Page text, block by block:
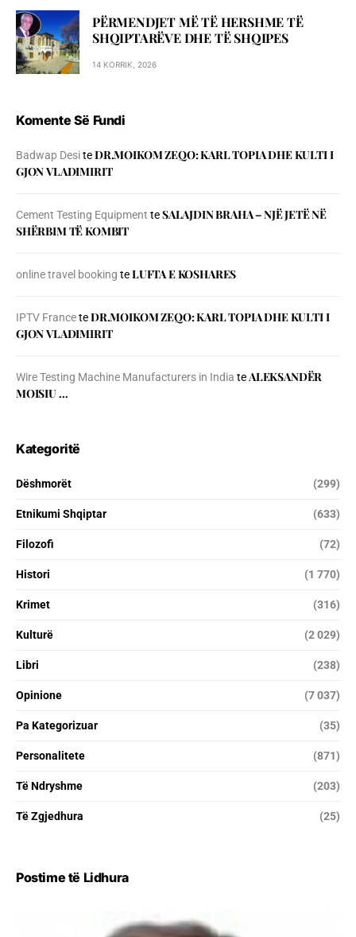
PËRMENDJET MË TË HERSHME TË
SHQIPTARËVE DHE TË SHQIPES
14 KORRIK, 2026
Komente Së Fundi
Badwap DesiteDR.MOIKOM ZEQO: KARL TOPIA DHE KULTI I
GJON VLADIMIRIT
Cement Testing Equipment teSALAJDIN BRAHA – NJЁ JETЁ NЁ
SHЁRBIM TЁ KOMBIT
online travel booking teLUFTA E KOSHARES
IPTV FranceteDR.MOIKOM ZEQO: KARL TOPIA DHE KULTI I
GJON VLADIMIRIT
Wire Testing Machine Manufacturers in India teALEKSANDËR
MOISIU …
Kategoritë
Dëshmorët (299)
Etnikumi Shqiptar (633)
Filozofi (72)
Histori (1 770)
Krimet (316)
Kulturë (2 029)
Libri (238)
Opinione (7 037)
Pa Kategorizuar (35)
Personalitete (871)
Të Ndryshme (203)
Të Zgjedhura (25)
Postime të Lidhura